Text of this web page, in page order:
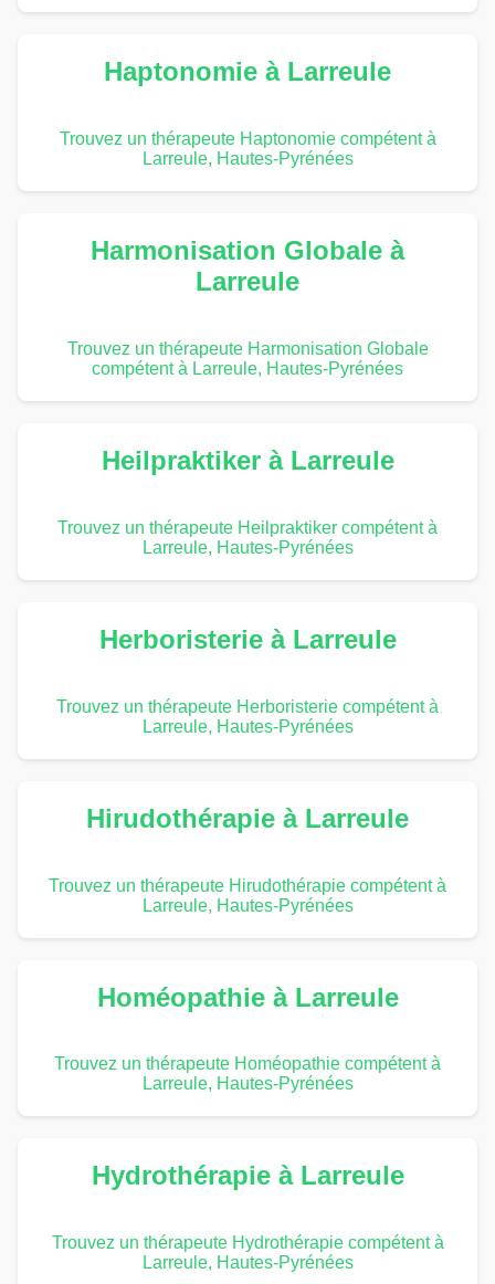
Haptonomie à Larreule
Trouvez un thérapeute Haptonomie compétent à
Larreule, Hautes-Pyrénées
Harmonisation Globale à
Larreule
Trouvez un thérapeute Harmonisation Globale
compétent à Larreule, Hautes-Pyrénées
Heilpraktiker à Larreule
Trouvez un thérapeute Heilpraktiker compétent à
Larreule, Hautes-Pyrénées
Herboristerie à Larreule
Trouvez un thérapeute Herboristerie compétent à
Larreule, Hautes-Pyrénées
Hirudothérapie à Larreule
Trouvez un thérapeute Hirudothérapie compétent à
Larreule, Hautes-Pyrénées
Homéopathie à Larreule
Trouvez un thérapeute Homéopathie compétent à
Larreule, Hautes-Pyrénées
Hydrothérapie à Larreule
Trouvez un thérapeute Hydrothérapie compétent à
Larreule, Hautes-Pyrénées